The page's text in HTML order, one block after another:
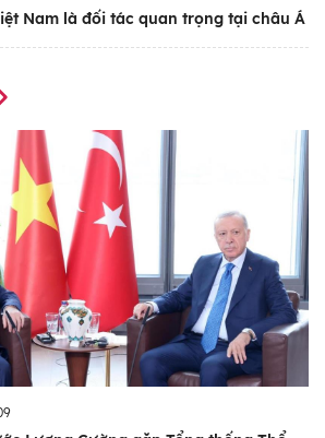
Nam là đối tác quan trọng tại châu Á